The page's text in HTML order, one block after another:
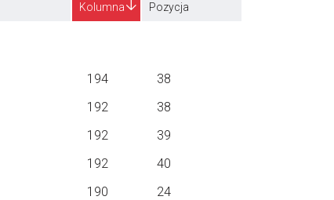
Kolumna Pozycja
194
38
192
38
192
39
192
40
190
24